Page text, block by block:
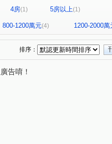
(1) 領航北路四段(1)
和平西路一段(1) 領航南路三段(1)
路(1) 莊敬三街(1)
4房(1) 5房以上(1)
800-1200萬元(4) 1200-2000萬
排序：
告唷！